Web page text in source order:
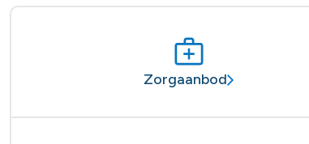
Zorgaanbod